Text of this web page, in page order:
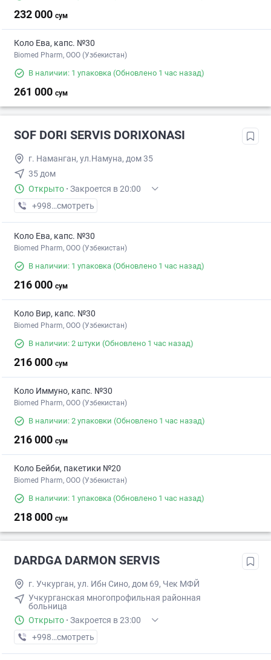
232 000 сум
Коло Ева, капс. №30
Biomed Pharm, OOO (Узбекистан)
В наличии: 1 упаковка (Обновлено 1 час назад)
261 000 сум
SOF DORI SERVIS DORIXONASI
г. Наманган, ул.Намуна, дом 35
35 дом
Открыто · Закроется в 20:00
+998 (91) XXX-XX-XX
смотреть
Коло Ева, капс. №30
Biomed Pharm, OOO (Узбекистан)
В наличии: 1 упаковка (Обновлено 1 час назад)
216 000 сум
Коло Вир, капс. №30
Biomed Pharm, OOO (Узбекистан)
В наличии: 2 штуки (Обновлено 1 час назад)
216 000 сум
Коло Иммуно, капс. №30
Biomed Pharm, OOO (Узбекистан)
В наличии: 2 упаковки (Обновлено 1 час назад)
216 000 сум
Коло Бейби, пакетики №20
Biomed Pharm, OOO (Узбекистан)
В наличии: 1 упаковка (Обновлено 1 час назад)
218 000 сум
DARDGA DARMON SERVIS
г. Учкуpган, ул. Ибн Сино, дом 69, Чек МФЙ
Учкурганская многопрофильная районная
больница
Открыто · Закроется в 23:00
+998 (97) XXX-XX-XX
смотреть